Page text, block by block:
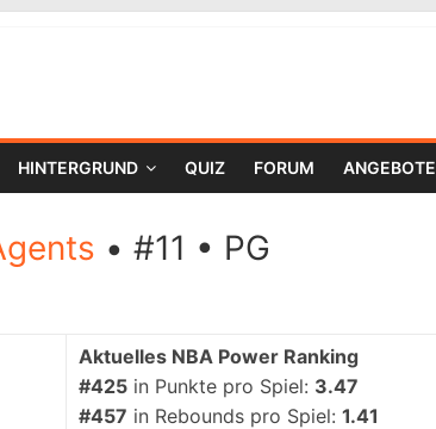
HINTERGRUND QUIZ FORUM ANGEBOTE
• #11 • PG
Aktuelles NBA Power Ranking
#425 in Punkte pro Spiel: 3.47
#457 in Rebounds pro Spiel: 1.41